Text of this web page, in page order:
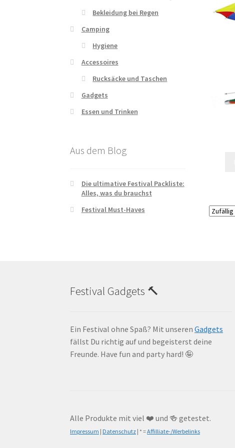
Bekleidung bei Regen
Camping
Hygiene
Accessoires
Rucksäcke und Taschen
Gadgets
Essen und Trinken
Aus dem Blog
Die ultimative Festival Packliste:
Alles, was du brauchst
Festival Must-Haves
Festival Gadgets 🔨
Ein Festival ohne Spaß? Mit unserenGadgets
fällst Du richtig auf und begeisterst deine
Freunde. Have fun and party hard! 🤪
Alle Produkte mit viel ❤️ und 🍻 getestet.
Impressum | Datenschutz | * =Affilliate-/Werbelinks